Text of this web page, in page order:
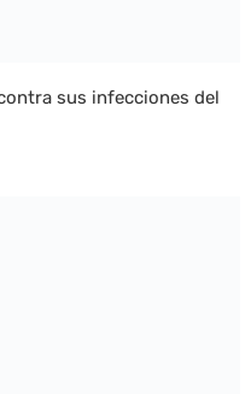
sus infecciones del